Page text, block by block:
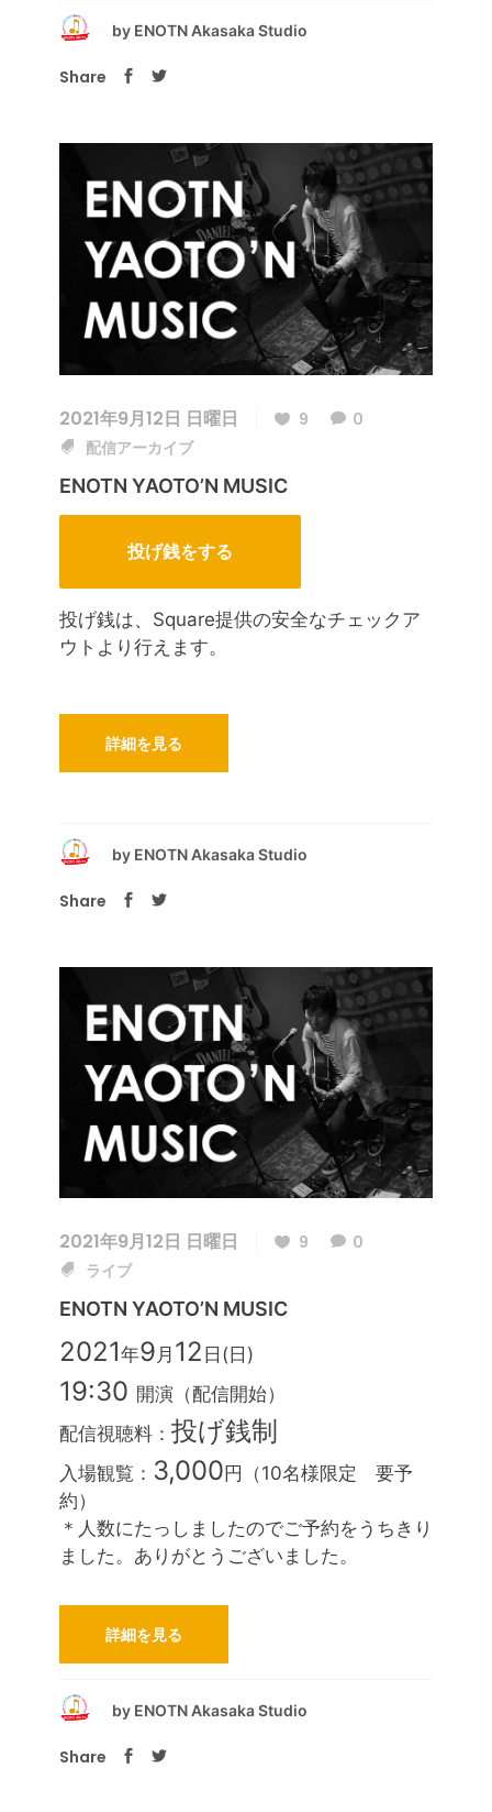
by ENOTN Akasaka Studio
Share
2021年9月12日 日曜日 9
0
配信アーカイブ
ENOTN YAOTO’N MUSIC
投げ銭をする
投げ銭は、Square提供の安全なチェックア
ウトより行えます。
詳細を見る
by ENOTN Akasaka Studio
Share
2021年9月12日 日曜日 9
0
ライブ
ENOTN YAOTO’N MUSIC
2021年9 月 12 日(日)
19:30 開演（配信開始）
配信視聴料： 投げ銭制
入場観覧： 3,000円（10名様限定 要予
約）
＊人数にたっしましたのでご予約をうちきり
ました。ありがとうございました。
詳細を見る
by ENOTN Akasaka Studio
Share